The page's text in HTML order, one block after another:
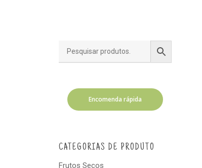
Encomenda rápida
CATEGORIAS DE PRODUTO
Frutos Secos